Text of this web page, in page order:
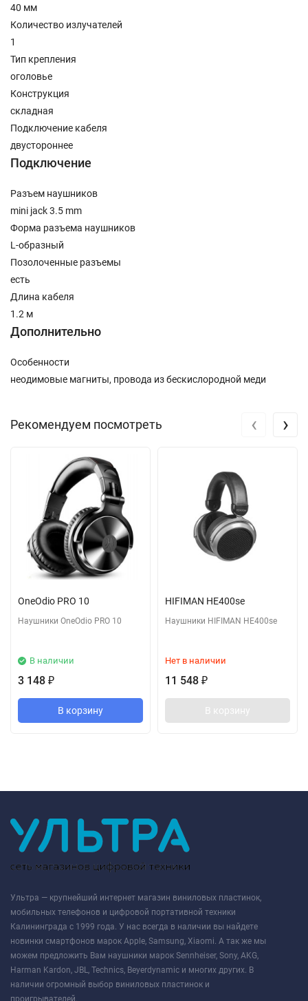
40 мм
Количество излучателей
1
Тип крепления
оголовье
Конструкция
складная
Подключение кабеля
двустороннее
Подключение
Разъем наушников
mini jack 3.5 mm
Форма разъема наушников
L-образный
Позолоченные разъемы
есть
Длина кабеля
1.2 м
Дополнительно
Особенности
неодимовые магниты, провода из бескислородной меди
Рекомендуем посмотреть
OneOdio PRO 10
Наушники OneOdio PRO 10
В наличии
3 148 ₽
В корзину
HIFIMAN HE400se
Наушники HIFIMAN HE400se
Нет в наличии
11 548 ₽
В корзину
‹ ›
Ультра — крупнейший интернет магазин виниловых пластинок,
мобильных телефонов и цифровой портативной техники
Калининграда с 1999 года. У нас всегда в наличии вы найдете
новинки смартфонов марок Apple, Samsung, Xiaomi. А так же мы
можем предложить Вам наушники марок Sennheiser, Sony, AKG,
Harman Kardon, JBL, Technics, Beyerdynamic и многих других. В
наличии огромный выбор виниловых пластинок и
проигрывателей.